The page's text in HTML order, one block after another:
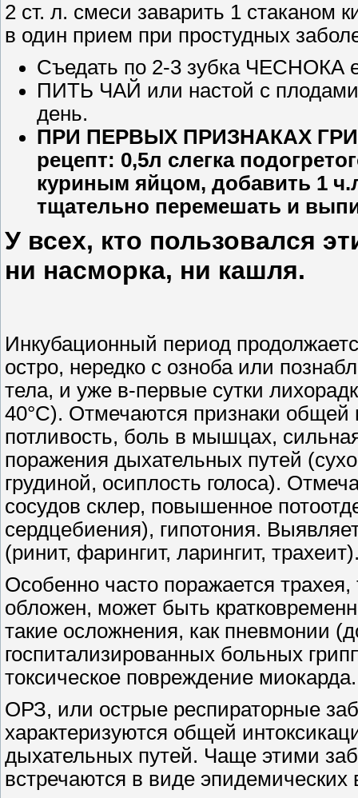
2 ст. л. смеси заварить 1 стаканом
в один прием при простудных
Съедать по 2-3 зубка ЧЕСНОКА
ПИТЬ ЧАЙ или настой с плодами
день.
ПРИ ПЕРВЫХ ПРИЗНАКАХ
рецепт: 0,5л слегка
куриным яйцом, добавить 1
тщательно перемешать и
У всех, кто пользовался
ни насморка, ни кашля.
Инкубационный период
остро, нередко с озноба или
тела, и уже в-первые сутки
40°С). Отмечаются признаки общей
потливость, боль в мышцах,
поражения дыхательных путей
грудиной, осиплость голоса).
сосудов склер, повышенное
сердцебиения), гипотония.
(ринит, фарингит, ларингит,
Особенно часто поражается трахея,
обложен, может быть
такие осложнения, как пневмонии
госпитализированных больных
токсическое повреждение миокарда.
ОРЗ, или острые респираторные
характеризуются общей
дыхательных путей. Чаще этими
встречаются в виде